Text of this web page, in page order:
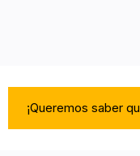
¡Queremos saber